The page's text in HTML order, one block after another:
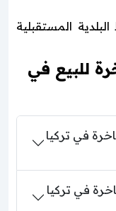
المستقبلية
للبيع في
في تركيا
في تركيا